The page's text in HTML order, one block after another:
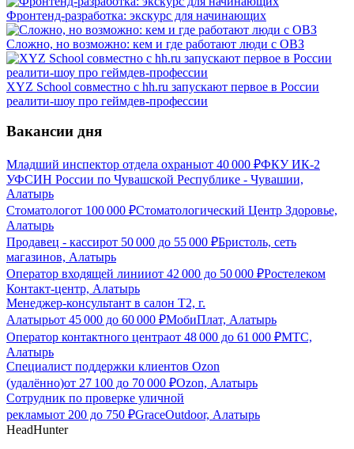
Фронтенд-разработка: экскурс для начинающих
Сложно, но возможно: кем и где работают люди с ОВЗ
XYZ School совместно с hh.ru запускают первое в России
реалити-шоу про геймдев-профессии
Вакансии дня
Младший инспектор отдела охраныот 40 000 ₽ФКУ ИК-2
УФСИН России по Чувашской Республике - Чувашии,
Алатырь
Стоматологот 100 000 ₽Стоматологический Центр Здоровье,
Алатырь
Продавец - кассирот 50 000 до 55 000 ₽Бристоль, сеть
магазинов, Алатырь
Оператор входящей линииот 42 000 до 50 000 ₽Ростелеком
Контакт-центр, Алатырь
Менеджер-консультант в салон Т2, г.
Алатырьот 45 000 до 60 000 ₽МобиПлат, Алатырь
Оператор контактного центраот 48 000 до 61 000 ₽МТС,
Алатырь
Специалист поддержки клиентов Ozon
(удалённо)от 27 100 до 70 000 ₽Ozon, Алатырь
Сотрудник по проверке уличной
рекламыот 200 до 750 ₽GraceOutdoor, Алатырь
HeadHunter